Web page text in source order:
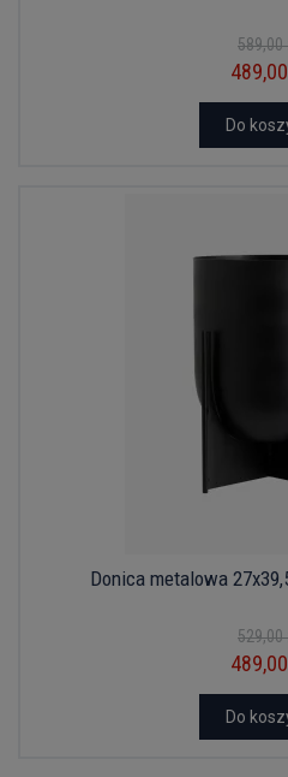
589,00
Do
Donica metalowa
529,00
Do